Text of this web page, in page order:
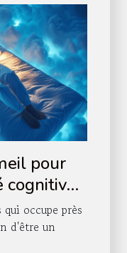
pour
cognitive
peu
occupe près
d'être un